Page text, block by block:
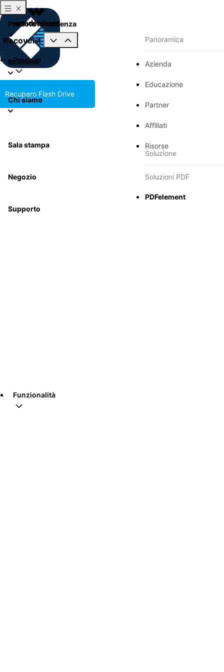
Prodotti in evidenza
Business
Panoramica
Azienda
Educazione
Partner
Affiliati
Risorse
Soluzione
Soluzioni PDF
PDFelement
Chi siamo
Sala stampa
Negozio
Supporto
Recoverit
Prodotti
Funzionalità
Recupero Flash Drive